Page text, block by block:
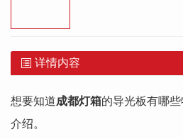
详情内容
想要知道成都灯箱的导光板有哪
介绍。